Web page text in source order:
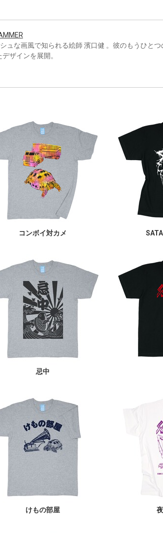
ュな画風で知られる絵師 濱口健 。彼のもうひとつ
ザインを展開。
コンボイ対カメ
忌中
けもの部屋